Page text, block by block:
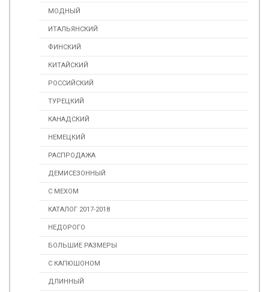
МОДНЫЙ
ИТАЛЬЯНСКИЙ
ФИНСКИЙ
КИТАЙСКИЙ
РОССИЙСКИЙ
ТУРЕЦКИЙ
КАНАДСКИЙ
НЕМЕЦКИЙ
РАСПРОДАЖА
ДЕМИСЕЗОННЫЙ
С МЕХОМ
КАТАЛОГ 2017-2018
НЕДОРОГО
БОЛЬШИЕ РАЗМЕРЫ
С КАПЮШОНОМ
ДЛИННЫЙ